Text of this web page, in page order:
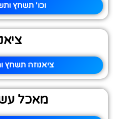
וכו' תשחץ
ציאנוזה תשחץ
מאכל